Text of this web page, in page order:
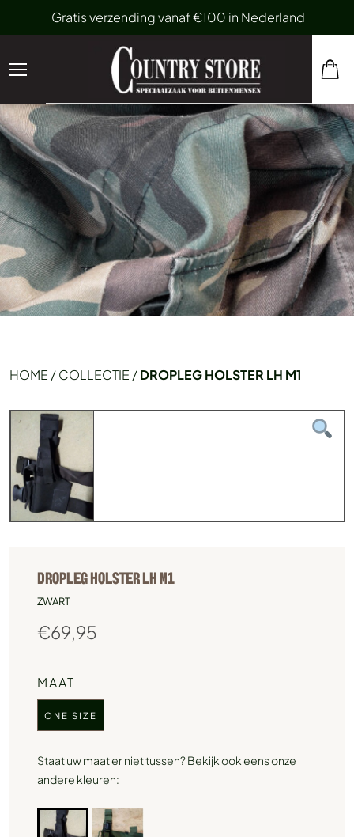
Gratis verzending vanaf €100 in Nederland
HOME /COLLECTIE /DROPLEG HOLSTER LH M1
DROPLEG HOLSTER LH M1
ZWART
€69,95
MAAT
ONE SIZE
Staat uw maat er niet tussen? Bekijk ook eens onze
andere kleuren: